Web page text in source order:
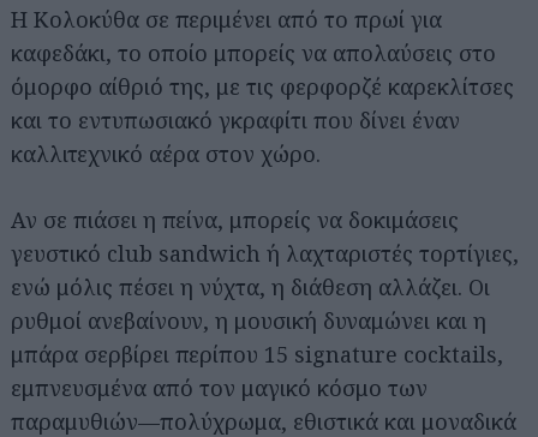
Η Κολοκύθα σε περιμένει από το πρωί για
καφεδάκι, το οποίο μπορείς να απολαύσεις στο
όμορφο αίθριό της, με τις φερφορζέ καρεκλίτσες
και το εντυπωσιακό γκραφίτι που δίνει έναν
καλλιτεχνικό αέρα στον χώρο.
Αν σε πιάσει η πείνα, μπορείς να δοκιμάσεις
γευστικό club sandwich ή λαχταριστές τορτίγιες,
ενώ μόλις πέσει η νύχτα, η διάθεση αλλάζει. Οι
ρυθμοί ανεβαίνουν, η μουσική δυναμώνει και η
μπάρα σερβίρει περίπου 15 signature cocktails,
εμπνευσμένα από τον μαγικό κόσμο των
παραμυθιών—πολύχρωμα, εθιστικά και μοναδικά